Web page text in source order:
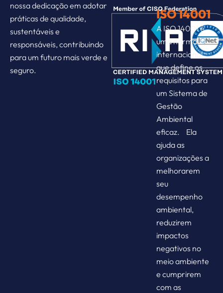
nossa dedicação em adotar
práticas de qualidade,
sustentáveis e
responsáveis, contribuindo
para um futuro mais verde e
seguro.
ISO 14001
A ISO 14001 é
uma norma
internacional
que define os
requisitos para
um Sistema de
Gestão
Ambiental
eficaz. Ela
ajuda as
organizações a
melhorarem
seu
desempenho
ambiental,
reduzirem
impactos
negativos no
meio ambiente
e cumprirem
com as